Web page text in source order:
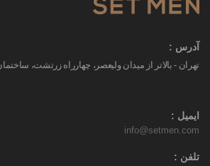
آدرس :
تهران - بالاتر از میدان ولیعصر، چهارراه زرتشت،
ایمیل :
info@setmen.com
تلفن :